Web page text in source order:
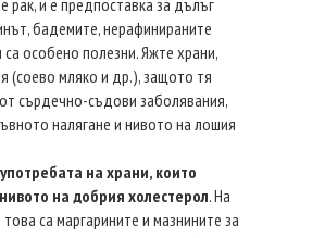
рак, и е предпоставка за дълъг
бадемите, нерафинираните
са особено полезни. Яжте храни,
(соево мляко и др.), защото тя
сърдечно-съдови заболявания,
налягане и нивото на лошия
на храни, които
на добрия холестерол. На
са маргарините и мазнините за